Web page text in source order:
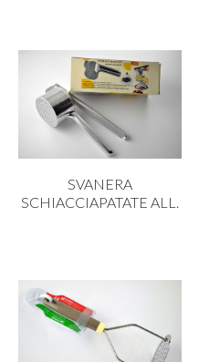
SVANERA
SCHIACCIAPATATE ALL.